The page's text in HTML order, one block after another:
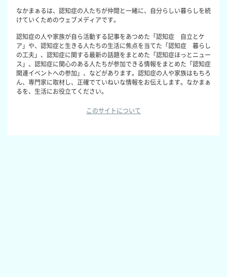
なかまぁるは、認知症の人たちが仲間と一緒に、自分らしい暮らしを続
けていくためのウェブメディアです。
認知症の人や家族が自ら活動する記事をあつめた「認知症 自立とケ
ア」や、認知症と生きる人たちの生活に焦点を当てた「認知症 暮らし
の工夫」、認知症に関する最新の話題をまとめた「認知症ほっとニュー
ス」、認知症に関心のある人たちが参加できる情報をまとめた「認知症
関連イベントへの参加」、などがあります。認知症の人や家族はもちろ
ん、専門家に取材し、正確でていねいな情報をお伝えします。なかまぁ
るを、生活にお役立てください。
このサイトについて